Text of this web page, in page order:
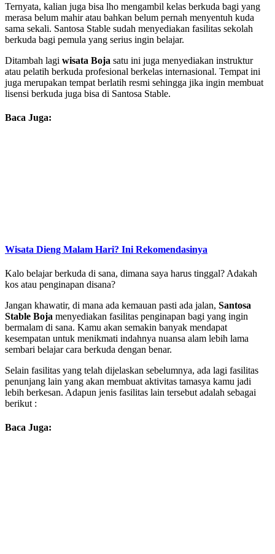
Ternyata, kalian juga bisa lho mengambil kelas berkuda bagi yang
merasa belum mahir atau bahkan belum pernah menyentuh kuda
sama sekali. Santosa Stable sudah menyediakan fasilitas sekolah
berkuda bagi pemula yang serius ingin belajar.
Ditambah lagi wisata Boja satu ini juga menyediakan instruktur
atau pelatih berkuda profesional berkelas internasional. Tempat ini
juga merupakan tempat berlatih resmi sehingga jika ingin membuat
lisensi berkuda juga bisa di Santosa Stable.
Baca Juga:
Wisata Dieng Malam Hari? Ini Rekomendasinya
Kalo belajar berkuda di sana, dimana saya harus tinggal? Adakah
kos atau penginapan disana?
Jangan khawatir, di mana ada kemauan pasti ada jalan, Santosa
Stable Boja menyediakan fasilitas penginapan bagi yang ingin
bermalam di sana. Kamu akan semakin banyak mendapat
kesempatan untuk menikmati indahnya nuansa alam lebih lama
sembari belajar cara berkuda dengan benar.
Selain fasilitas yang telah dijelaskan sebelumnya, ada lagi fasilitas
penunjang lain yang akan membuat aktivitas tamasya kamu jadi
lebih berkesan. Adapun jenis fasilitas lain tersebut adalah sebagai
berikut :
Baca Juga: